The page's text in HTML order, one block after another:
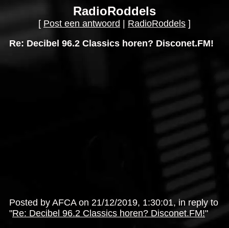
RadioRoddels
[ Post een antwoord RadioRoddels ]
Re: Decibel 96.2 Classics horen? Disconet.FM!
Posted by AFCA on 21/12/2019, 1:30:01, in reply to
"Re: Decibel 96.2 Classics horen? Disconet.FM!"